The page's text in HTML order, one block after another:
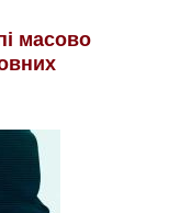
масово